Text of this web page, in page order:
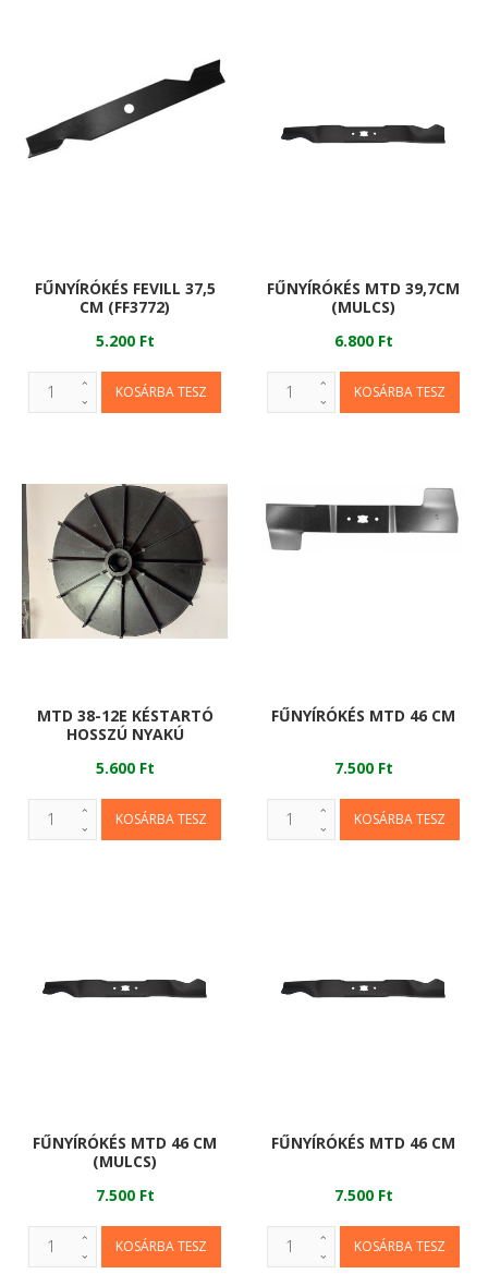
FŰNYÍRÓKÉS FEVILL 37,5
CM (FF3772)
5.200 Ft
FŰNYÍRÓKÉS MTD 39,7CM
(MULCS)
6.800 Ft
MTD 38-12E KÉSTARTÓ
HOSSZÚ NYAKÚ
5.600 Ft
FŰNYÍRÓKÉS MTD 46 CM
7.500 Ft
FŰNYÍRÓKÉS MTD 46 CM
(MULCS)
7.500 Ft
FŰNYÍRÓKÉS MTD 46 CM
7.500 Ft